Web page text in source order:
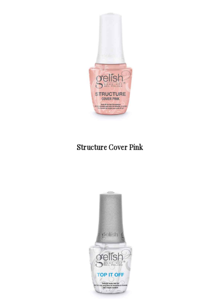
Structure Cover Pink